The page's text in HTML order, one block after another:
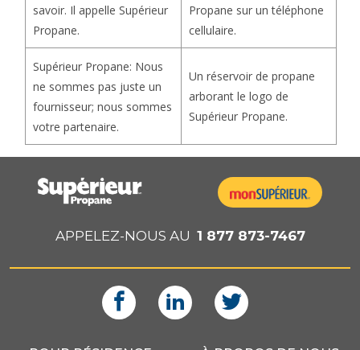
savoir. Il appelle Supérieur
Propane.
Propane sur un téléphone
cellulaire.
Supérieur Propane: Nous
ne sommes pas juste un
fournisseur; nous sommes
votre partenaire.
Un réservoir de propane
arborant le logo de
Supérieur Propane.
APPELEZ-NOUS AU 1 877 873-7467